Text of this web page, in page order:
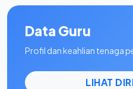
Data Guru
Profil dan keahlian tenaga
LIHAT